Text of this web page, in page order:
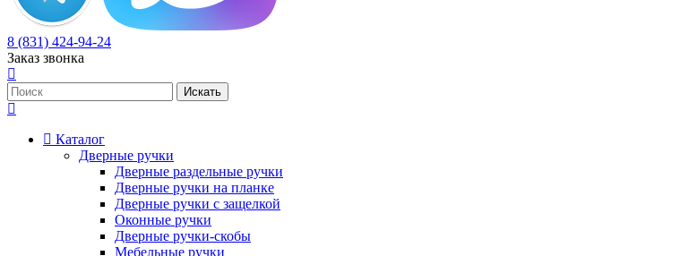
8 (831) 424-94-24
Заказ звонка
Каталог
Дверные ручки
Дверные раздельные ручки
Дверные ручки на планке
Дверные ручки с защелкой
Оконные ручки
Дверные ручки-скобы
Мебельные ручки